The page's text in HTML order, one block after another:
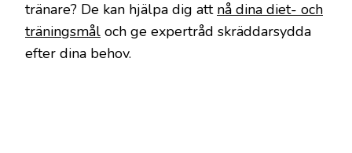
tränare? De kan hjälpa dig att nå dina diet- och
träningsmål och ge expertråd skräddarsydda
efter dina behov.